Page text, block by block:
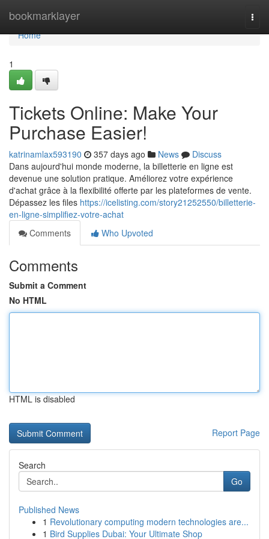
bookmarklayer
Home
Home
1
Tickets Online: Make Your
Purchase Easier!
katrinamlax593190 357 days ago News
Discuss
Dans aujourd'hui monde moderne, la billetterie en ligne est
devenue une solution pratique. Améliorez votre expérience
d'achat grâce à la flexibilité offerte par les plateformes de vente.
Dépassez les files https://icelisting.com/story21252550/billetterie-
en-ligne-simplifiez-votre-achat
Comments
Who Upvoted
Comments
Submit a Comment
No HTML
HTML is disabled
Report Page
Search
Go
Published News
1 Revolutionary computing modern technologies are...
1 Bird Supplies Dubai: Your Ultimate Shop